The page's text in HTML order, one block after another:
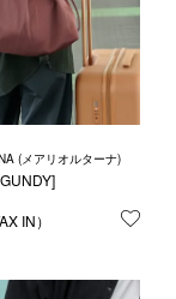
する
(メアリオルターナ)